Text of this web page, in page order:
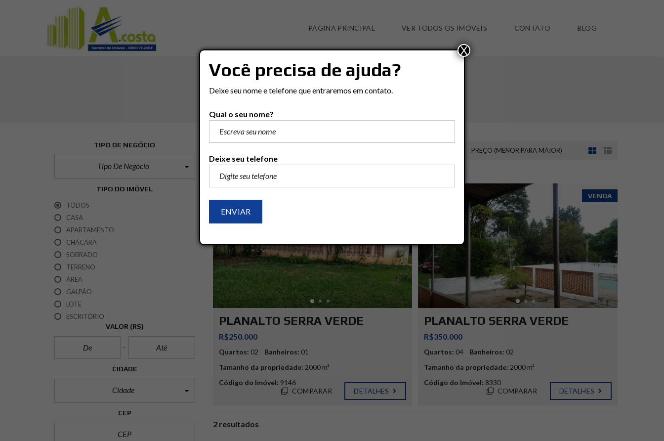
PÁGINA PRINCIPAL VER TODOS OS IMÓVEIS CONTATO BLOG
PLANALTO SERRA VERDE
TIPO DE NEGÓCIO
Tipo De Negócio
TIPO DO IMÓVEL
TODOS
CASA
APARTAMENTO
CHÁCARA
SOBRADO
TERRENO
ÁREA
GALPÃO
LOTE
ESCRITÓRIO
VALOR (R$)
CIDADE
Cidade
CEP
PREÇO (MENOR PARA MAIOR)
2 ENCONTRADO
PLANALTO SERRA VERDE
R$250.000
Quartos: 02 Banheiros: 01
Tamanho da propriedade: 2000 m²
Código do Imóvel: 9146
COMPARAR
DETALHES
VENDA
PLANALTO SERRA VERDE
R$350.000
Quartos: 04 Banheiros: 02
Tamanho da propriedade: 2000 m²
Código do Imóvel: 8330
COMPARAR
DETALHES
2 resultados
Você precisa de ajuda?
Deixe seu nome e telefone que entraremos em contato.
Qual o seu nome?
Deixe seu telefone
X